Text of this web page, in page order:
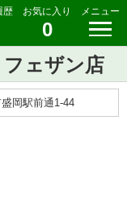
歴 お気に入り
0
メニュー
ェザン店
岡駅前通1-44